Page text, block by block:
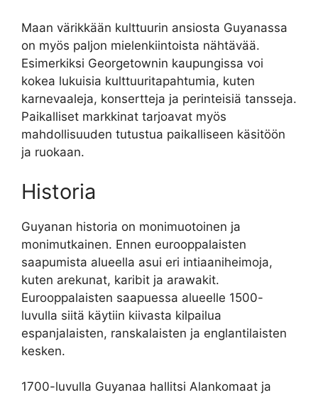
Maan värikkään kulttuurin ansiosta Guyanassa
on myös paljon mielenkiintoista nähtävää.
Esimerkiksi Georgetownin kaupungissa voi
kokea lukuisia kulttuuritapahtumia, kuten
karnevaaleja, konsertteja ja perinteisiä tansseja.
Paikalliset markkinat tarjoavat myös
mahdollisuuden tutustua paikalliseen käsitöön
ja ruokaan.
Historia
Guyanan historia on monimuotoinen ja
monimutkainen. Ennen eurooppalaisten
saapumista alueella asui eri intiaaniheimoja,
kuten arekunat, karibit ja arawakit.
Eurooppalaisten saapuessa alueelle 1500-
luvulla siitä käytiin kiivasta kilpailua
espanjalaisten, ranskalaisten ja englantilaisten
kesken.
1700-luvulla Guyanaa hallitsi Alankomaat ja